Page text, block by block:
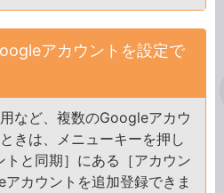
アカウントを設定で
など、複数のGoogleアカウ
きは、メニューキーを押し
と同期］にある［アカウン
カウントを追加登録できま